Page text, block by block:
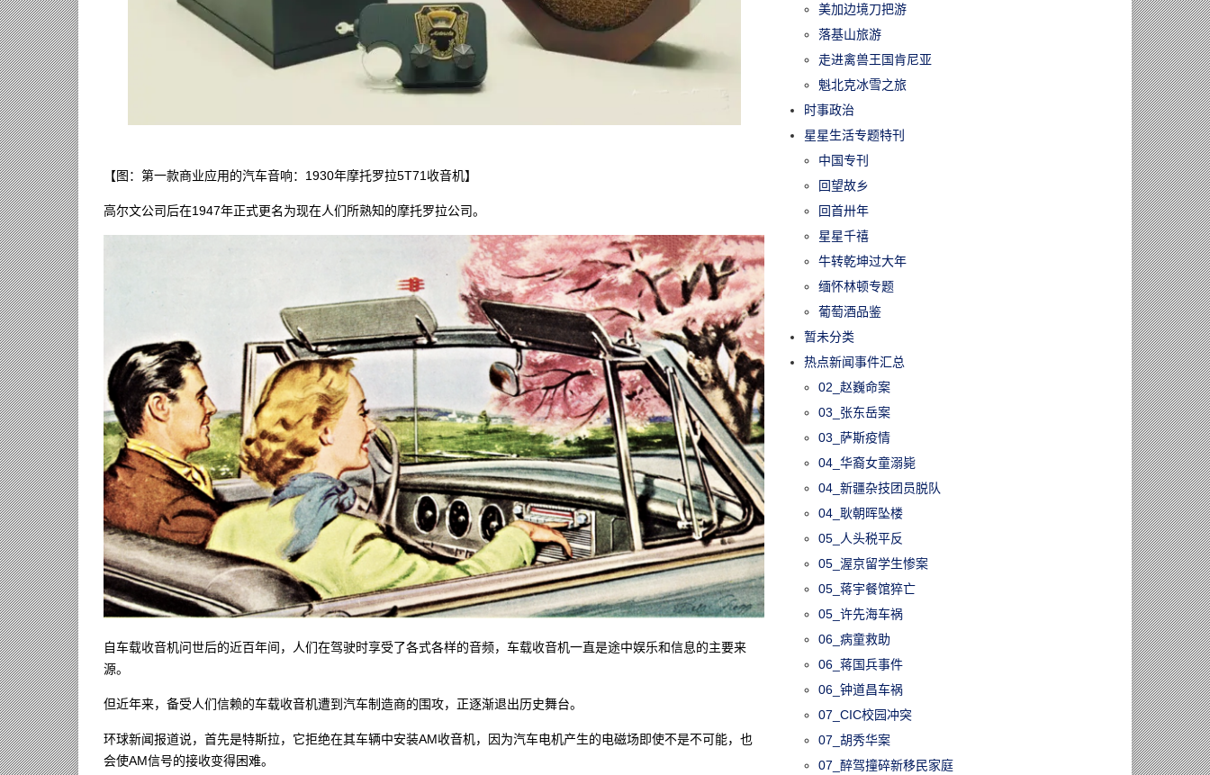
【图：第一款商业应用的汽车音响：1930年摩托罗拉5T71收音机】
高尔文公司后在1947年正式更名为现在人们所熟知的摩托罗拉公司。
自车载收音机问世后的近百年间，人们在驾驶时享受了各式各样的音频，车载收音机一直是途中娱乐和信息的主要来
源。
但近年来，备受人们信赖的车载收音机遭到汽车制造商的围攻，正逐渐退出历史舞台。
环球新闻报道说，首先是特斯拉，它拒绝在其车辆中安装AM收音机，因为汽车电机产生的电磁场即使不是不可能，也
会使AM信号的接收变得困难。
美加边境刀把游
落基山旅游
走进禽兽王国肯尼亚
魁北克冰雪之旅
时事政治
星星生活专题特刊
中国专刊
回望故乡
回首卅年
星星千禧
牛转乾坤过大年
缅怀林顿专题
葡萄酒品鉴
暂未分类
热点新闻事件汇总
02_赵巍命案
03_张东岳案
03_萨斯疫情
04_华裔女童溺毙
04_新疆杂技团员脱队
04_耿朝晖坠楼
05_人头税平反
05_渥京留学生惨案
05_蒋宇餐馆猝亡
05_许先海车祸
06_病童救助
06_蒋国兵事件
06_钟道昌车祸
07_CIC校园冲突
07_胡秀华案
07_醉驾撞碎新移民家庭